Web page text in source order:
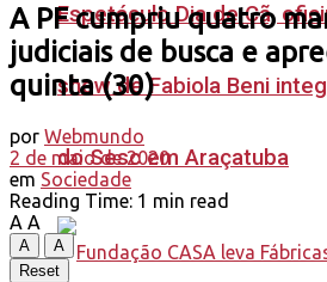
Espetáculo Dia de Cã,
show de Fabiola Beni
do Sesc em Araçatuba
A PF cumpriu quatro
judiciais de busca e
quinta (30)
por Webmundo
2 de maio de 2020
em Sociedade
Reading Time: 1 min read
A A
A
A
Reset